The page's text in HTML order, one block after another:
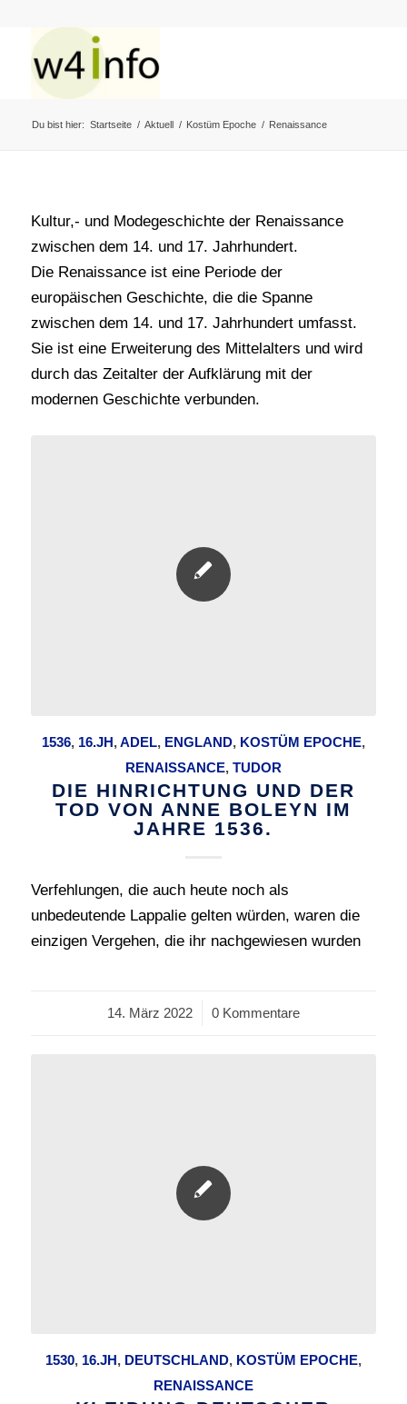
Du bist hier: Startseite / Aktuell / Kostüm Epoche / Renaissance
Kultur,- und Modegeschichte der Renaissance
zwischen dem 14. und 17. Jahrhundert.
Die Renaissance ist eine Periode der
europäischen Geschichte, die die Spanne
zwischen dem 14. und 17. Jahrhundert umfasst.
Sie ist eine Erweiterung des Mittelalters und wird
durch das Zeitalter der Aufklärung mit der
modernen Geschichte verbunden.
1536, 16.JH,ADEL, ENGLAND, KOSTÜM EPOCHE,
RENAISSANCE, TUDOR
DIE HINRICHTUNG UND DER
TOD VON ANNE BOLEYN IM
JAHRE 1536.
Verfehlungen, die auch heute noch als
unbedeutende Lappalie gelten würden, waren die
einzigen Vergehen, die ihr nachgewiesen wurden
14. März 2022
/ 0 Kommentare
1530, 16.JH, DEUTSCHLAND, KOSTÜM EPOCHE,
RENAISSANCE